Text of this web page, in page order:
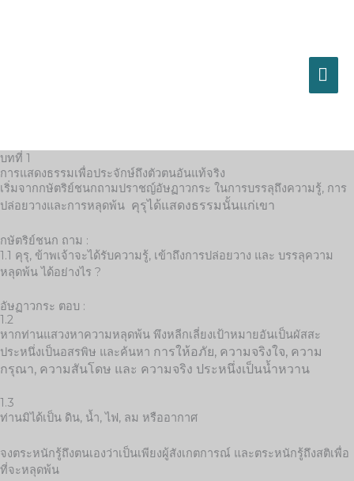
บทที่ 1
การแสดงธรรมเพื่อประจักษ์ถึงตัวตนอันแท้จริง
เริ่มจากกษัตริย์ชนกถามปราชญ์อัษฏาวกระ ในการบรรลุถึงความรู้, การ
ปล่อยวางและการหลุดพ้น คุรุได้แสดงธรรมนั้นแก่เขา
กษัตริย์ชนก ถาม :​
1.1 คุรุ, ข้าพเจ้าจะได้รับความรู้, เข้าถึงการปล่อยวาง และ บรรลุความ
หลุดพ้น ได้อย่างไร ?
อัษฏาวกระ ตอบ :
1.2
หากท่านแสวงหาความหลุดพ้น พึงหลีกเลี่ยงเป้าหมายอันเป็นผัสสะ
ประหนึ่งเป็นอสรพิษ และค้นหา การให้อภัย, ความจริงใจ, ความ
กรุณา, ความสันโดษ และ ความจริง ประหนึ่งเป็นน้ำหวาน
1.3
ท่านมิได้เป็น ดิน, น้ำ, ไฟ, ลม หรืออากาศ
จงตระหนักรู้ถึงตนเองว่าเป็นเพียงผู้สังเกตการณ์ และตระหนักรู้ถึงสติเพื่อ
ที่จะหลุดพ้น